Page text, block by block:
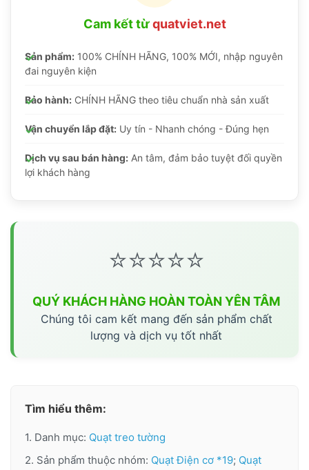
Cam kết từquatviet.net
Sản phẩm: 100% CHÍNH HÃNG, 100% MỚI, nhập nguyên
đai nguyên kiện
Bảo hành: CHÍNH HÃNG theo tiêu chuẩn nhà sản xuất
Vận chuyển lắp đặt: Uy tín - Nhanh chóng - Đúng hẹn
Dịch vụ sau bán hàng: An tâm, đảm bảo tuyệt đối quyền
lợi khách hàng
⭐⭐⭐⭐⭐
QUÝ KHÁCH HÀNG HOÀN TOÀN YÊN TÂM
Chúng tôi cam kết mang đến sản phẩm chất
lượng và dịch vụ tốt nhất
Tìm hiểu thêm:
1. Danh mục: Quạt treo tường
2. Sản phẩm thuộc nhóm: Quạt Điện cơ *19; Quạt